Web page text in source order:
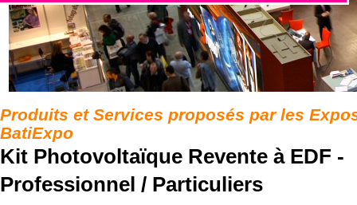
Produits et Services proposés par les
BatiExpo
Kit Photovoltaïque Revente à EDF -
Professionnel / Particuliers